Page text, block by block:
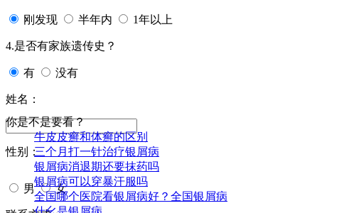
刚发现 半年内 1年以上
4.是否有家族遗传史？
有 没有
姓名：
性别：
男 女
你是不是要看？
牛皮皮癣和体癣的区别
三个月打一针治疗银屑病
银屑病消退期还要抹药吗
银屑病可以穿暴汗服吗
全国哪个医院看银屑病好？全国银屑病